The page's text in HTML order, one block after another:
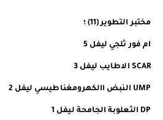
مختبر التطوير (11) ؛
ام فور ثلجي ليفل 5
SCAR الاطايب ليفل 3
UMP النبض االكهرومغناطيسي ليفل 2
DP الثعلوبة الجامحة ليفل 1